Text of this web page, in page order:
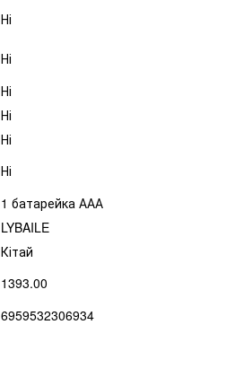
Ні
Ні
Ні
Ні
Ні
Ні
1 батарейка ААА
LYBAILE
Кітай
1393.00
6959532306934